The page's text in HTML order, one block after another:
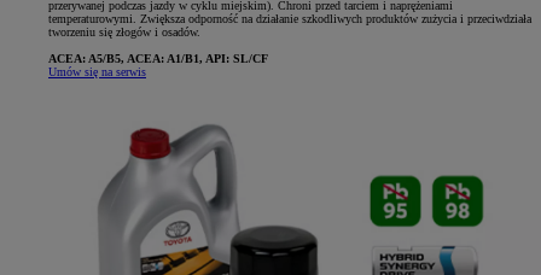
przerywanej podczas jazdy w cyklu miejskim). Chroni przed tarciem i naprężeniami
temperaturowymi. Zwiększa odporność na działanie szkodliwych produktów zużycia i przeciwdziała
tworzeniu się złogów i osadów.
ACEA: A5/B5, ACEA: A1/B1, API: SL/CF
Umów się na serwis